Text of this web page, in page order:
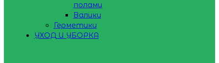
полами
Валики
Герметики
УХОД И УБОРКА